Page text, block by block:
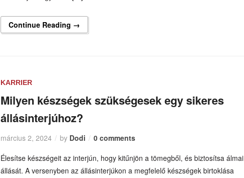
Continue Reading →
KARRIER
Milyen készségek szükségesek egy sikeres
állásinterjúhoz?
március 2, 2024 by Dodi
0 comments
Élesítse készségeit az interjún, hogy kitűnjön a tömegből, és biztosítsa álmai
állását. A versenyben az állásinterjúkon a megfelelő készségek birtoklása